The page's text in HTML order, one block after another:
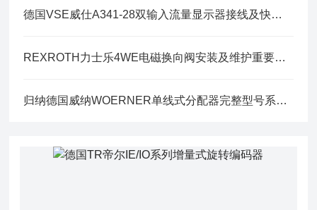
德国VSE威仕A341-28双输入流量显示器接线及快速设置
REXROTH力士乐4WE电磁换向阀安装及维护重要事项
归纳德国威纳WOERNER单线式分配器完整型号系列与分类